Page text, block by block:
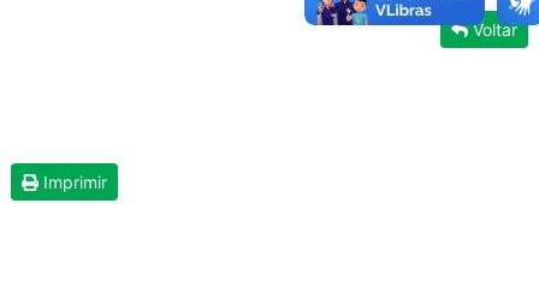
Voltar
Imprimir